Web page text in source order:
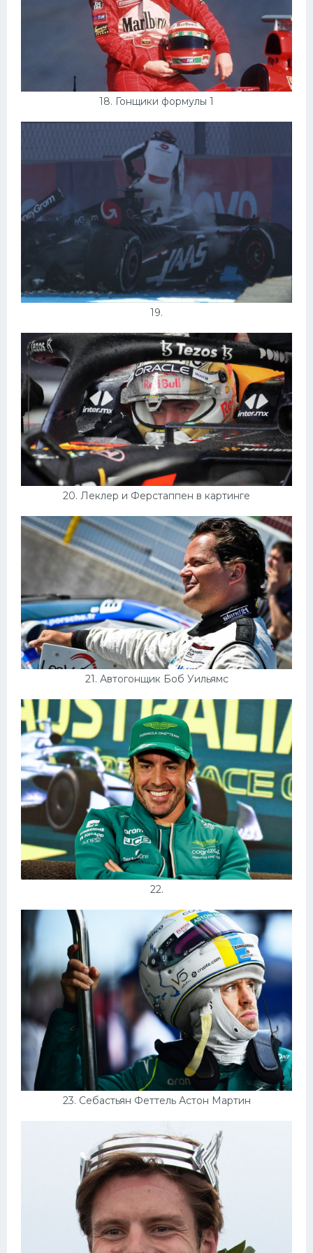
18. Гонщики формулы 1
19.
20. Леклер и Ферстаппен в картинге
21. Автогонщик Боб Уильямс
22.
23. Себастьян Феттель Астон Мартин